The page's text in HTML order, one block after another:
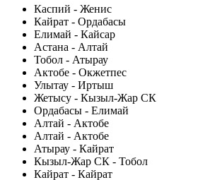
Каспий - Женис
Кайрат - Ордабасы
Елимай - Кайсар
Астана - Алтай
Тобол - Атырау
Актобе - Окжетпес
Улытау - Иртыш
Жетысу - Кызыл-Жар СК
Ордабасы - Елимай
Алтай - Актобе
Алтай - Актобе
Атырау - Кайрат
Кызыл-Жар СК - Тобол
Кайрат - Кайрат